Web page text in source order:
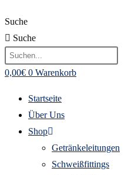
Suche
Suche
0,00€ 0 Warenkorb
Startseite
Über Uns
Shop
Getränkeleitungen
Schweißfittings